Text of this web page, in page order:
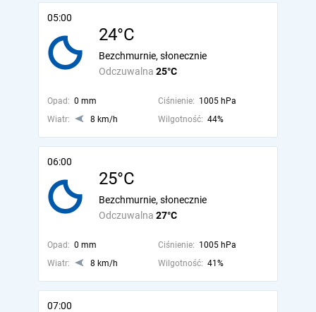
05:00
24°C
Odczuwalna 25°C
Bezchmurnie, słonecznie
Opad: 0 mm Ciśnienie: 1005 hPa
Wiatr:
8 km/h Wilgotność: 44%
06:00
25°C
Odczuwalna 27°C
Bezchmurnie, słonecznie
Opad: 0 mm Ciśnienie: 1005 hPa
Wiatr:
8 km/h Wilgotność: 41%
07:00